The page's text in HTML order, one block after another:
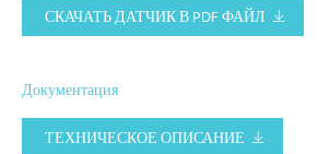
СКАЧАТЬ ДАТЧИК В PDF ФАЙЛ
Документация
ТЕХНИЧЕСКОЕ ОПИСАНИЕ